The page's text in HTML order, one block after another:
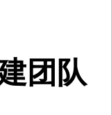
团队